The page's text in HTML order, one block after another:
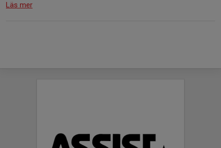
Läs mer